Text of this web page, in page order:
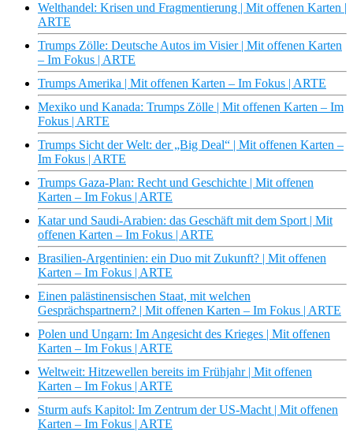
Welthandel: Krisen und Fragmentierung | Mit offenen Karten |
ARTE
Trumps Zölle: Deutsche Autos im Visier | Mit offenen Karten
– Im Fokus | ARTE
Trumps Amerika | Mit offenen Karten – Im Fokus | ARTE
Mexiko und Kanada: Trumps Zölle | Mit offenen Karten – Im
Fokus | ARTE
Trumps Sicht der Welt: der „Big Deal“ | Mit offenen Karten –
Im Fokus | ARTE
Trumps Gaza-Plan: Recht und Geschichte | Mit offenen
Karten – Im Fokus | ARTE
Katar und Saudi-Arabien: das Geschäft mit dem Sport | Mit
offenen Karten – Im Fokus | ARTE
Brasilien-Argentinien: ein Duo mit Zukunft? | Mit offenen
Karten – Im Fokus | ARTE
Einen palästinensischen Staat, mit welchen
Gesprächspartnern? | Mit offenen Karten – Im Fokus | ARTE
Polen und Ungarn: Im Angesicht des Krieges | Mit offenen
Karten – Im Fokus | ARTE
Weltweit: Hitzewellen bereits im Frühjahr | Mit offenen
Karten – Im Fokus | ARTE
Sturm aufs Kapitol: Im Zentrum der US-Macht | Mit offenen
Karten – Im Fokus | ARTE